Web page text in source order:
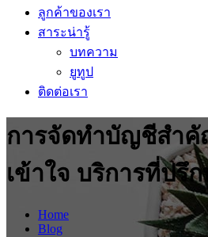
ลูกค้าของเรา
สาระน่ารู้
บทความ
ยูทูป
ติดต่อเรา
การจัดทำบัญชีสำ
เข้าใจ บริการที่ปรึ
Home
Blog